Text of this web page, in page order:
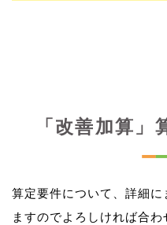
「改善加算」
算定要件について、詳細
ますのでよろしければ合わ